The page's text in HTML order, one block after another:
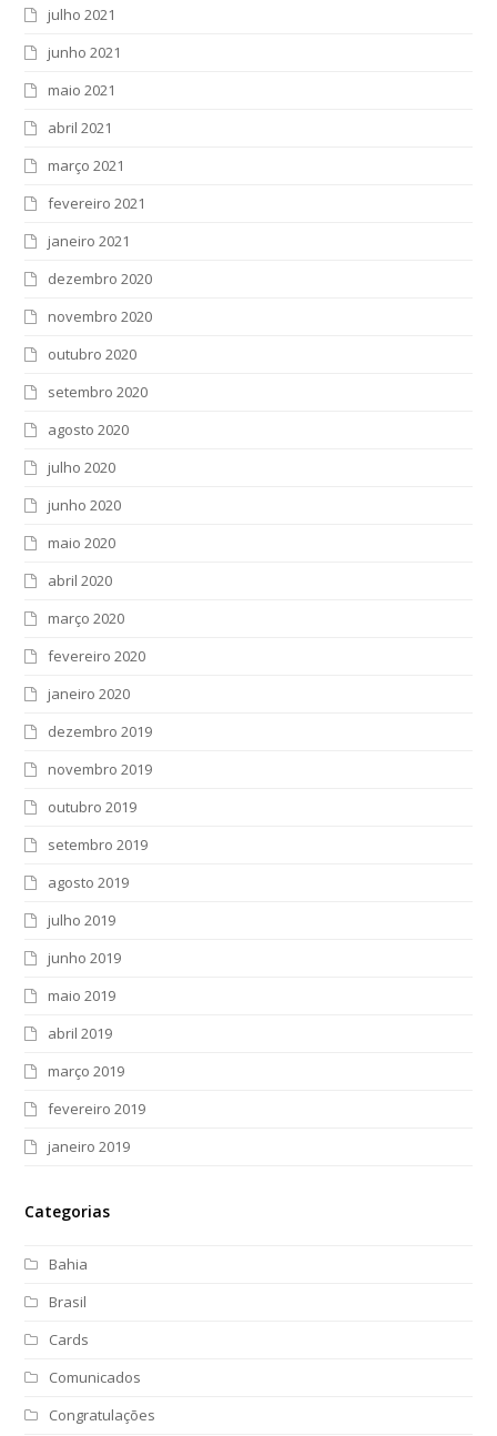
julho 2021
junho 2021
maio 2021
abril 2021
março 2021
fevereiro 2021
janeiro 2021
dezembro 2020
novembro 2020
outubro 2020
setembro 2020
agosto 2020
julho 2020
junho 2020
maio 2020
abril 2020
março 2020
fevereiro 2020
janeiro 2020
dezembro 2019
novembro 2019
outubro 2019
setembro 2019
agosto 2019
julho 2019
junho 2019
maio 2019
abril 2019
março 2019
fevereiro 2019
janeiro 2019
Categorias
Bahia
Brasil
Cards
Comunicados
Congratulações